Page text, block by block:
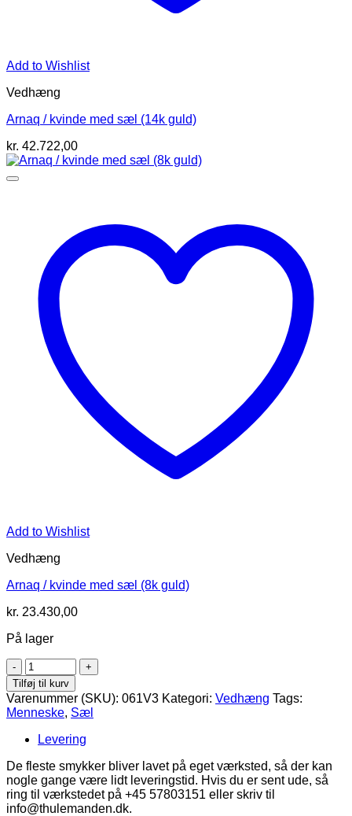
Add to Wishlist
Vedhæng
Arnaq / kvinde med sæl (14k guld)
kr. 42.722,00
Add to Wishlist
Vedhæng
Arnaq / kvinde med sæl (8k guld)
kr. 23.430,00
På lager
Arnaq
/
kvinde
flænser
sæl
(8k
guld)
antal
Tilføj til kurv
Varenummer (SKU): 061V3 Kategori: Vedhæng Tags:
Menneske, Sæl
Levering
De fleste smykker bliver lavet på eget værksted, så der kan
nogle gange være lidt leveringstid. Hvis du er sent ude, så
ring til værkstedet på +45 57803151 eller skriv til
info@thulemanden.dk.